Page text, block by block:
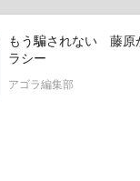
もう騙されない 藤原
ラシー
アゴラ編集部